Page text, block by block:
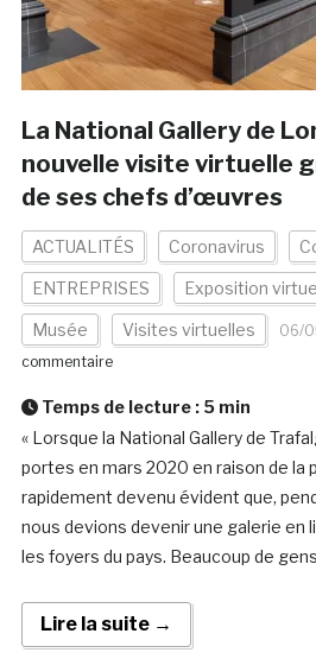
La National Gallery de
nouvelle visite virtuelle
de ses chefs d’œuvres
ACTUALITÉS Coronavirus
ENTREPRISES Exposition
Musée Visites virtuelles 06/
commentaire
Temps de lecture : 5 min
« Lorsque la National Gallery de
portes en mars 2020 en raison de la
rapidement devenu évident que,
nous devions devenir une galerie en
les foyers du pays. Beaucoup de
Lire la suite →